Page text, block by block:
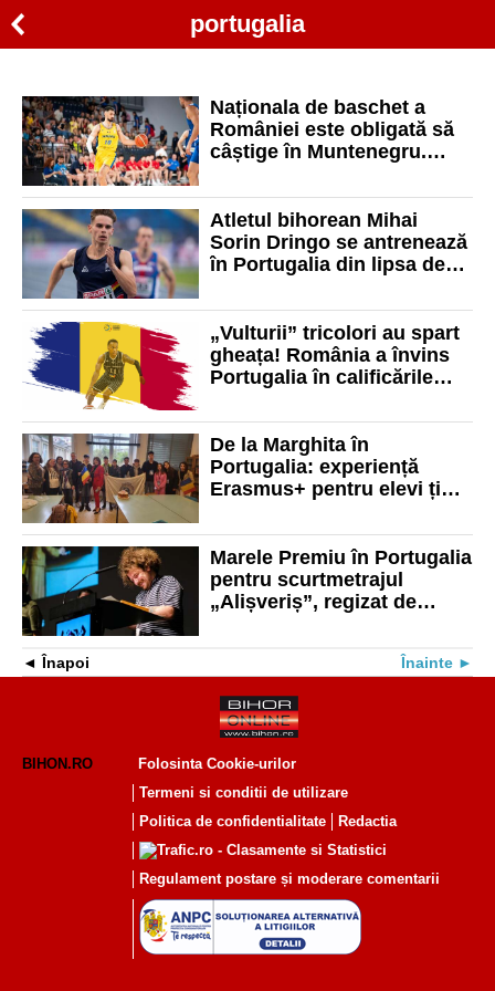
portugalia
Naționala de baschet a
României este obligată să
câștige în Muntenegru.
duminică
Atletul bihorean Mihai
Sorin Dringo se antrenează
în Portugalia din lipsa de
„Vulturii” tricolori au spart
gheața! România a învins
Portugalia în calificările
World Cup 2027
De la Marghita în
Portugalia: experiență
Erasmus+ pentru elevi ți
Marele Premiu în Portugalia
pentru scurtmetrajul
„Alișveriș”, regizat de
Înapoi Înainte
BIHON.RO
Folosinta Cookie-urilor
Termeni si conditii de utilizare
Politica de confidentialitate
Redactia
Regulament postare și moderare comentarii